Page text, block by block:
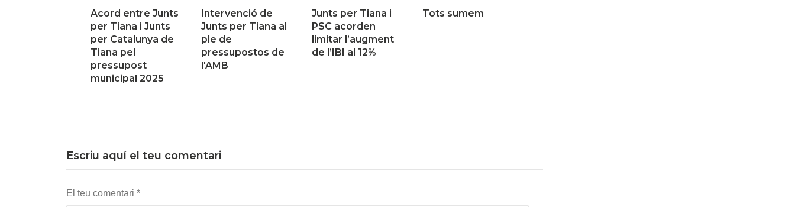
Acord entre Junts
per Tiana i Junts
per Catalunya de
Tiana pel
pressupost
municipal 2025
Intervenció de
Junts per Tiana al
ple de
pressupostos de
l'AMB
Junts per Tiana i
PSC acorden
limitar l’augment
de l’IBI al 12%
Tots sumem
Escriu aquí el teu comentari
El teu comentari*